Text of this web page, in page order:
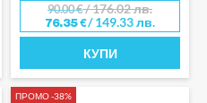
90.00€/ 176.02 лв.
76.35€/ 149.33 лв.
КУПИ
ПРОМО -38%